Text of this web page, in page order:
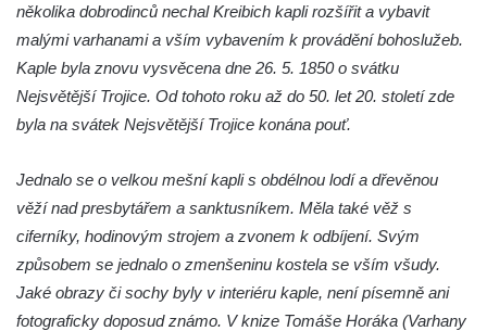
Kříž u lípy Jana Gurreho v Římově
Boží muka u hřbitova v Římově
Centrální kříž hřbitova v Římově
Kříž na návsi v Plavu
Boží muka v Plavu
Kříž u Obrázku severovýchodně od
Práchně
několika dobrodinců nechal Kreibich kapli rozšířit a vybavit
malými varhanami a vším vybavením k provádění bohoslužeb.
Kaple byla znovu vysvěcena dne 26. 5. 1850 o svátku
Nejsvětější Trojice. Od tohoto roku až do 50. let 20. století zde
byla na svátek Nejsvětější Trojice konána pouť.
Jednalo se o velkou mešní kapli s obdélnou lodí a dřevěnou
věží nad presbytářem a sanktusníkem. Měla také věž s
ciferníky, hodinovým strojem a zvonem k odbíjení. Svým
způsobem se jednalo o zmenšeninu kostela se vším všudy.
Jaké obrazy či sochy byly v interiéru kaple, není písemně ani
fotograficky doposud známo. V knize Tomáše Horáka (Varhany